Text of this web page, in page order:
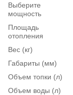
Выберите
мощность
Площадь
отопления
Вес (кг)
Габариты (мм)
Объем топки (л)
Объем воды (л)